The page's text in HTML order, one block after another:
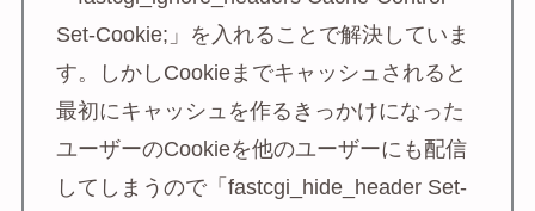
Set-Cookie;」を入れることで解決していま
す。しかしCookieまでキャッシュされると
最初にキャッシュを作るきっかけになった
ユーザーのCookieを他のユーザーにも配信
してしまうので「fastcgi_hide_header Set-